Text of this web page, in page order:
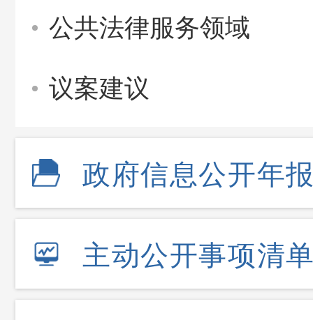
公共法律服务领域
议案建议
政府信息公开年
主动公开事项清